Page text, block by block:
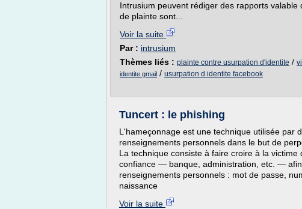
Intrusium peuvent rédiger des rapports
de plainte sont...
Voir la suite
Par : intrusium
Thèmes liés : plainte contre usurpation d'identite /
identite gmail / usurpation d identite facebook
Tuncert : le phishing
L'hameçonnage est une technique utilisée par
renseignements personnels dans le but de
La technique consiste à faire croire à la
confiance — banque, administration, etc. —
renseignements personnels : mot de passe,
naissance
Voir la suite